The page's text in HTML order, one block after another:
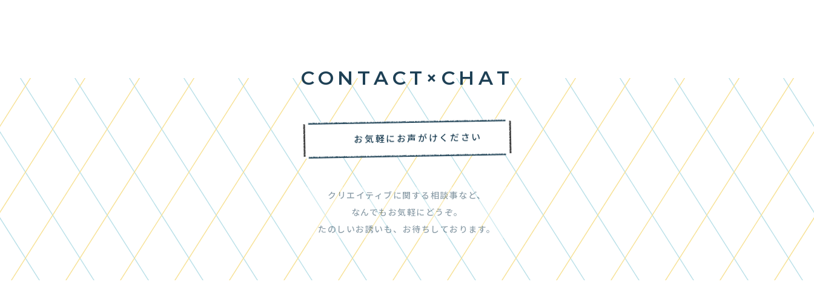
CONTACT × CHAT
CO NTA CT × CH AT
お気軽にお声がけください
クリエイティブに関する相談事など、
なんでもお気軽にどうぞ。
たのしいお誘いも、お待ちしております。